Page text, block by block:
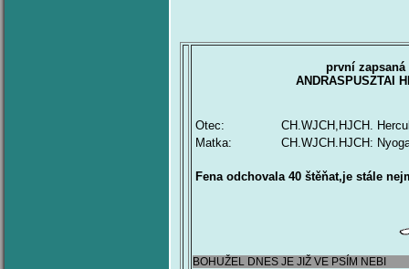
první zapsaná
ANDRASPUSZTAI
Otec:
CH.WJCH,HJCH.
Matka:
CH.WJCH.HJCH:
Fena odchovala 40 štěňat,je stále
BOHUŽEL DNES JE JIŽ VE PSÍM NEBI